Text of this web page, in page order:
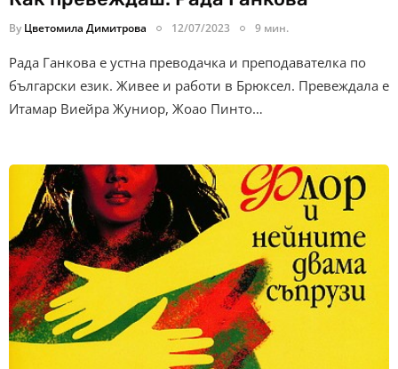
By Цветомила Димитрова 12/07/2023 9 мин.
Рада Ганкова е устна преводачка и преподавателка по
български език. Живее и работи в Брюксел. Превеждала е
Итамар Виейра Жуниор, Жоао Пинто…